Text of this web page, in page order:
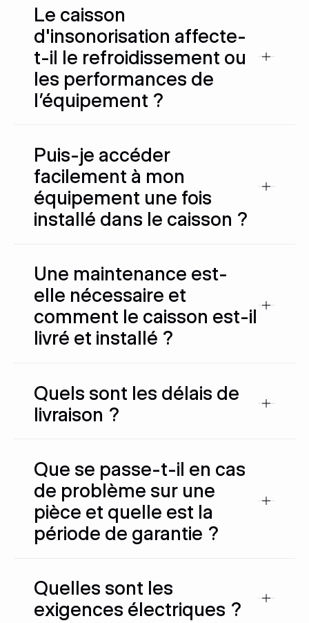
Le caisson
d'insonorisation affecte-
t-il le refroidissement ou
les performances de
l’équipement ?
Puis-je accéder
facilement à mon
équipement une fois
installé dans le caisson ?
Une maintenance est-
elle nécessaire et
comment le caisson est-il
livré et installé ?
Quels sont les délais de
livraison ?
Que se passe-t-il en cas
de problème sur une
pièce et quelle est la
période de garantie ?
Quelles sont les
exigences électriques ?